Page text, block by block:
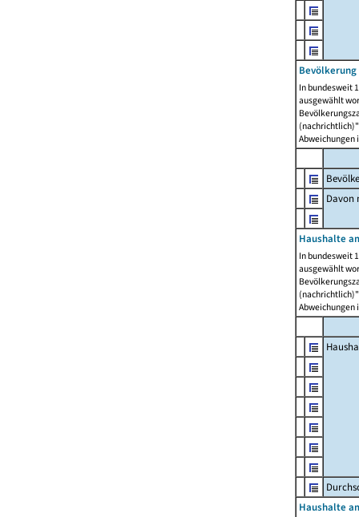
In bundesweit
ausgewählt
Abweichungen
Davon
Haushalte
In bundesweit
ausgewählt
Abweichungen
Haushalte